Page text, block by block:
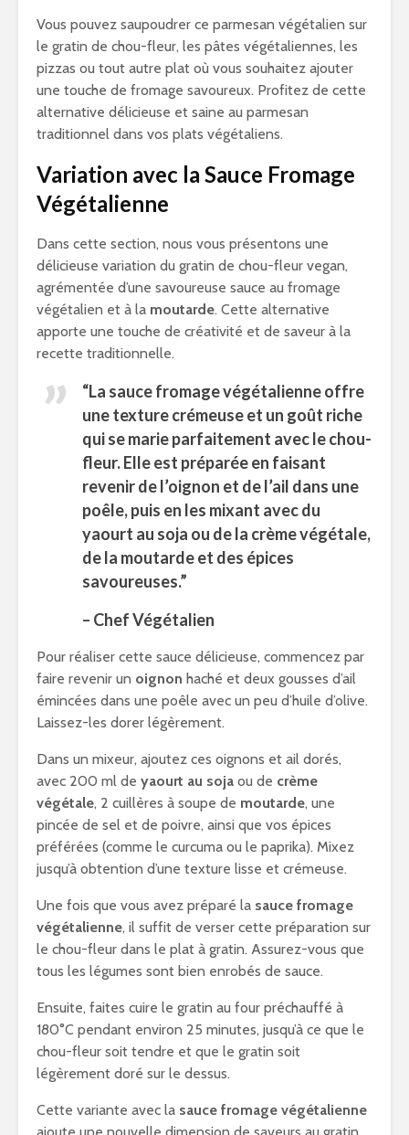
Vous pouvez saupoudrer ce parmesan végétalien sur
le gratin de chou-fleur, les pâtes végétaliennes, les
pizzas ou tout autre plat où vous souhaitez ajouter
une touche de fromage savoureux. Profitez de cette
alternative délicieuse et saine au parmesan
traditionnel dans vos plats végétaliens.
Variation avec la Sauce Fromage
Végétalienne
Dans cette section, nous vous présentons une
délicieuse variation du gratin de chou-fleur vegan,
agrémentée d’une savoureuse sauce au fromage
végétalien et à la moutarde. Cette alternative
apporte une touche de créativité et de saveur à la
recette traditionnelle.
“La sauce fromage végétalienneoffre
une texture crémeuse et un goût riche
qui se marie parfaitement avec le chou-
fleur. Elle est préparée en faisant
revenir de l’oignon et de l’ail dans une
poêle, puis en les mixant avec du
yaourt au soja ou de la crème végétale,
de la moutardeet des épices
savoureuses.”
– Chef Végétalien
Pour réaliser cette sauce délicieuse, commencez par
faire revenir un oignon haché et deux gousses d’ail
émincées dans une poêle avec un peu d’huile d’olive.
Laissez-les dorer légèrement.
Dans un mixeur, ajoutez ces oignons et ail dorés,
avec 200 ml de yaourt au soja ou de crème
végétale, 2 cuillères à soupe de moutarde, une
pincée de sel et de poivre, ainsi que vos épices
préférées (comme le curcuma ou le paprika). Mixez
jusqu’à obtention d’une texture lisse et crémeuse.
Une fois que vous avez préparé la sauce fromage
végétalienne, il suffit de verser cette préparation sur
le chou-fleur dans le plat à gratin. Assurez-vous que
tous les légumes sont bien enrobés de sauce.
Ensuite, faites cuire le gratin au four préchauffé à
180°C pendant environ 25 minutes, jusqu’à ce que le
chou-fleur soit tendre et que le gratin soit
légèrement doré sur le dessus.
Cette variante avec la sauce fromage végétalienne